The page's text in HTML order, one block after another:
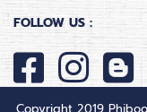
FOLLOW US :